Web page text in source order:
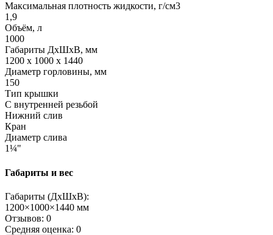
Максимальная плотность жидкости, г/см3
1,9
Объём, л
1000
Габариты ДхШхВ, мм
1200 x 1000 x 1440
Диаметр горловины, мм
150
Тип крышки
С внутренней резьбой
Нижний слив
Кран
Диаметр слива
1¼"
Габариты и вес
Габариты (ДхШхВ):
1200×1000×1440 мм
Отзывов: 0
Средняя оценка: 0